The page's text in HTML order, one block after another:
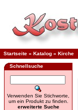
Startseite » Katalog » Kirche
Schnellsuche
Verwenden Sie Stichworte,
um ein Produkt zu finden.
erweiterte Suche